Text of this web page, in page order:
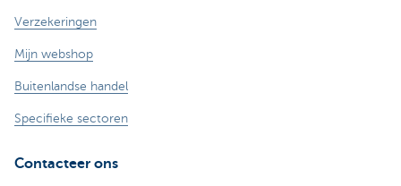
Verzekeringen
Mijn webshop
Buitenlandse handel
Specifieke sectoren
Contacteer ons